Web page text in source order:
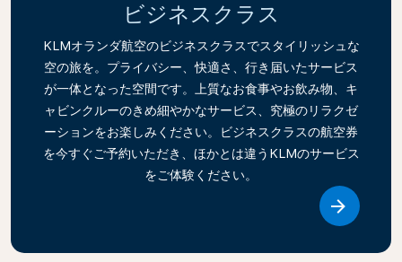
ビジネスクラス
KLMオランダ航空のビジネスクラスでスタイリッシュな
空の旅を。プライバシー、快適さ、行き届いたサービス
が一体となった空間です。上質なお食事やお飲み物、キ
ャビンクルーのきめ細やかなサービス、究極のリラクゼ
ーションをお楽しみください。ビジネスクラスの航空券
を今すぐご予約いただき、ほかとは違うKLMのサービス
をご体験ください。